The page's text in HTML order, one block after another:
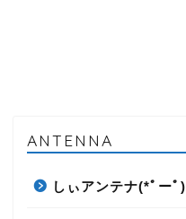
ANTENNA
しぃアンテナ(*ﾟーﾟ)